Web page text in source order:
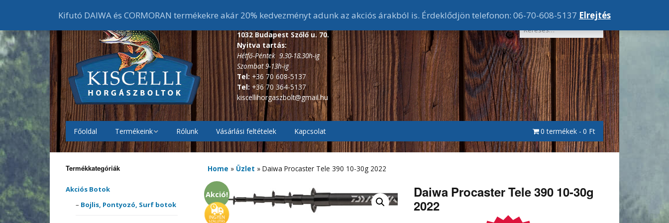
1032 Budapest Szőlő u. 70.
Nyitva tartás:
Hétfő-Péntek 9.30-18.30h-ig
Szombat 9-13h-ig
Tel:+36 70 608-5137
Tel: +36 70 364-5137
kiscellihorgaszbolt@gmail.hu
Főoldal Termékeink
Akciós Botok
Bojlis, Pontyozó, Surf
2.7m és 3 m-s bojlis
3,6 m-s bojlis botok
3,9 m-s bojlis botok
Feeder, Picker botok 3,6 m alatti feeder botok
3,6 m-s feeder botok
Harcsázó botok
orsók
Harcifékes, Hátsófékes
orsók
Akciós Ruházat
Cipők, Bakancsok,
Gumicsizma,
mellescsizma,
Rólunk Vásárlási feltételek Kapcsolat 0 termékek 0 Ft
Termékkategóriák
Akciós Botok
Bojlis, Pontyozó, Surf botok
Home » Üzlet »Daiwa Procaster Tele 390 10-30g 2022
Akció!
Daiwa Procaster Tele 390 10-30g
2022
Kifutó DAIWA és CORMORAN termékekre akár 20% kedvezményt adunk az akciós árakból is. Érdeklődjön telefonon: 06-70-608-5137 Elrejtés